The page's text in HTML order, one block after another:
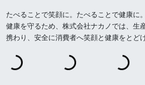
たべることで笑顔に。たべることで健康に
健康を守るため、株式会社ナカノでは、生
携わり、安全に消費者へ笑顔と健康をとど